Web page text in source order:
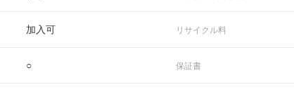
加入可 リサイクル料
○ 保証書